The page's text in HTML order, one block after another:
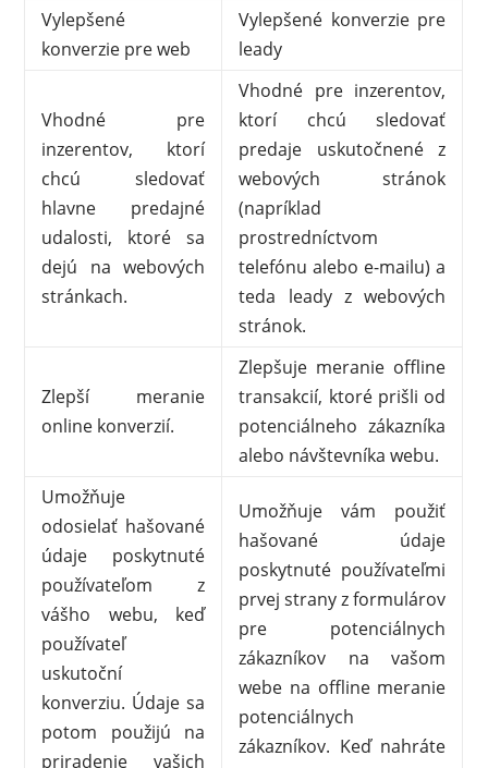
Vylepšené
konverzie pre web
Vylepšené konverzie pre
leady
Vhodné pre
inzerentov, ktorí
chcú sledovať
hlavne predajné
udalosti, ktoré sa
dejú na webových
stránkach.
Vhodné pre inzerentov,
ktorí chcú sledovať
predaje uskutočnené z
webových stránok
(napríklad
prostredníctvom
telefónu alebo e-mailu) a
teda leady z webových
stránok.
Zlepší meranie
online konverzií.
Zlepšuje meranie offline
transakcií, ktoré prišli od
potenciálneho zákazníka
alebo návštevníka webu.
Umožňuje
odosielať hašované
údaje poskytnuté
používateľom z
vášho webu, keď
používateľ
uskutoční
konverziu. Údaje sa
potom použijú na
priradenie vašich
Umožňuje vám použiť
hašované údaje
poskytnuté používateľmi
prvej strany z formulárov
pre potenciálnych
zákazníkov na vašom
webe na offline meranie
potenciálnych
zákazníkov. Keď nahráte